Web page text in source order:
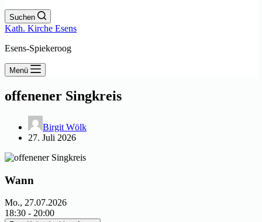
Suchen
Kath. Kirche Esens
Esens-Spiekeroog
Menü
offenener Singkreis
Birgit Wölk
27. Juli 2026
Wann
Mo., 27.07.2026
18:30 - 20:00